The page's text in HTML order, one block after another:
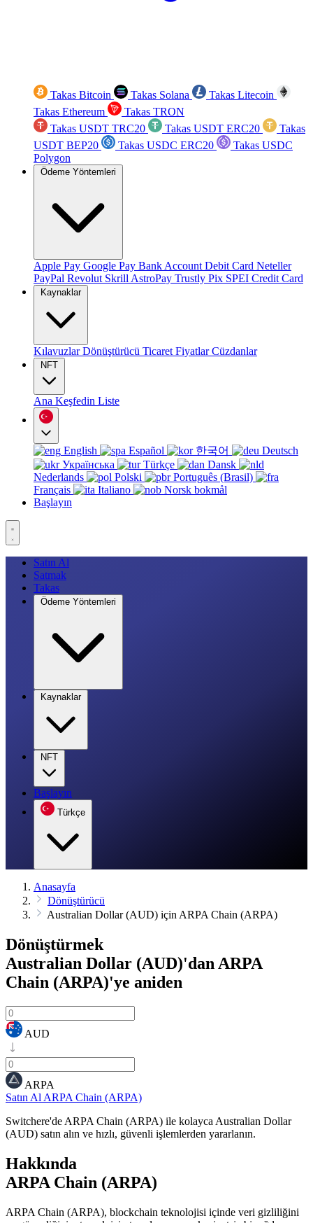
Takas Bitcoin Takas Solana
Takas Litecoin
Takas Ethereum
Takas TRON
Takas USDT TRC20
Takas USDT ERC20
Takas
USDT BEP20
Takas USDC ERC20
Takas USDC
Polygon
Ödeme Yöntemleri
Apple Pay Google Pay Bank Account Debit Card Neteller
PayPal Revolut Skrill AstroPay Trustly Pix SPEI Credit Card
Kaynaklar
KılavuzlarDönüştürücü Ticaret FiyatlarCüzdanlar
NFT
Ana Keşfedin Liste
English Español 한국어
Deutsch
Українська
Türkçe
Dansk
Nederlands
Polski
Português (Brasil)
Français
Italiano
Norsk bokmål
Başlayın
Satın Al
Satmak
Takas
Ödeme Yöntemleri
Kaynaklar
NFT
Başlayın
Türkçe
Anasayfa
Dönüştürücü
Australian Dollar (AUD) için ARPA Chain (ARPA)
Dönüştürmek
Australian Dollar (AUD)'dan ARPA
Chain (ARPA)'ye aniden
AUD
ARPA
Satın Al ARPA Chain (ARPA)
Switchere'de ARPA Chain (ARPA) ile kolayca Australian Dollar
(AUD) satın alın ve hızlı, güvenli işlemlerden yararlanın.
Hakkında
ARPA Chain (ARPA)
ARPA Chain (ARPA), blockchain teknolojisi içinde veri gizliliğini